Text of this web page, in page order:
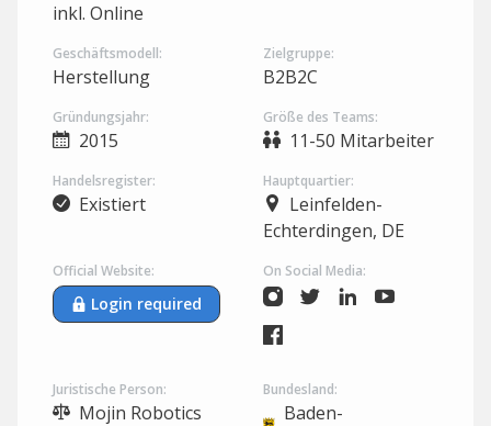
inkl. Online
Geschäftsmodell:
Herstellung
Zielgruppe:
B2B2C
Gründungsjahr:
2015
Größe des Teams:
11-50 Mitarbeiter
Handelsregister:
Existiert
Hauptquartier:
Leinfelden-
Echterdingen, DE
Official Website:
Login required
On Social Media:
Juristische Person:
Mojin Robotics
Bundesland:
Baden-